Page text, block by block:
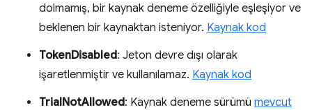
dolmamış, bir kaynak deneme özelliğiyle eşleşiyor ve
beklenen bir kaynaktan isteniyor. Kaynak kod
TokenDisabled: Jeton devre dışı olarak
işaretlenmiştir ve kullanılamaz. Kaynak kod
TrialNotAllowed: Kaynak deneme sürümü mevcut